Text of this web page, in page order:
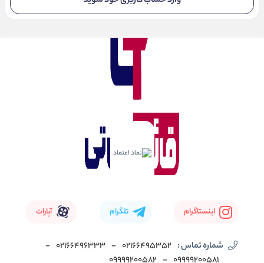
اینستاگرام تلگرام آپارات
شماره تماس : 02166495352
-
02166496333
-